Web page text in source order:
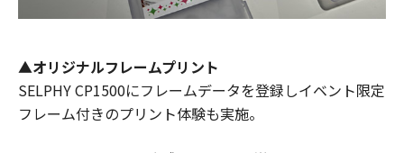
▲オリジナルフレームプリント
SELPHY CP1500にフレームデータを登録しイベント限定
フレーム付きのプリント体験も実施。